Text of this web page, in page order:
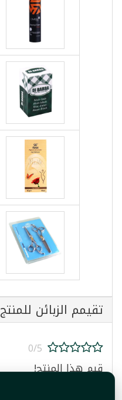
تقيمم الزبائن للمنتج
0/5
قيم هذا المنتج!